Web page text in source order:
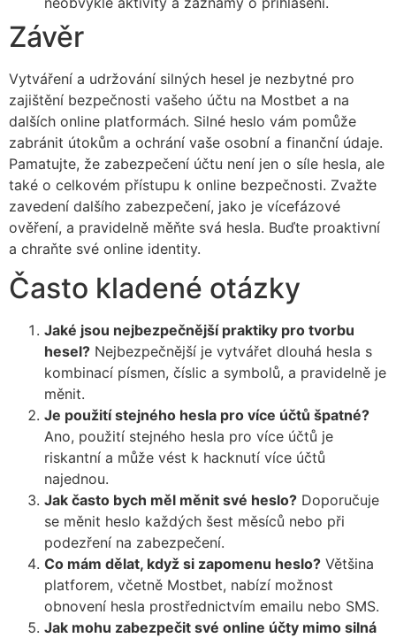
Závěr
Vytváření a udržování silných hesel je nezbytné pro
zajištění bezpečnosti vašeho účtu na Mostbet a na
dalších online platformách. Silné heslo vám pomůže
zabránit útokům a ochrání vaše osobní a finanční údaje.
Pamatujte, že zabezpečení účtu není jen o síle hesla, ale
také o celkovém přístupu k online bezpečnosti. Zvažte
zavedení dalšího zabezpečení, jako je vícefázové
ověření, a pravidelně měňte svá hesla. Buďte proaktivní
a chraňte své online identity.
Často kladené otázky
Jaké jsou nejbezpečnější praktiky pro tvorbu
hesel? Nejbezpečnější je vytvářet dlouhá hesla s
kombinací písmen, číslic a symbolů, a pravidelně je
měnit.
Je použití stejného hesla pro více účtů špatné?
Ano, použití stejného hesla pro více účtů je
riskantní a může vést k hacknutí více účtů
najednou.
Jak často bych měl měnit své heslo? Doporučuje
se měnit heslo každých šest měsíců nebo při
podezření na zabezpečení.
Co mám dělat, když si zapomenu heslo? Většina
platforem, včetně Mostbet, nabízí možnost
obnovení hesla prostřednictvím emailu nebo SMS.
Jak mohu zabezpečit své online účty mimo silná